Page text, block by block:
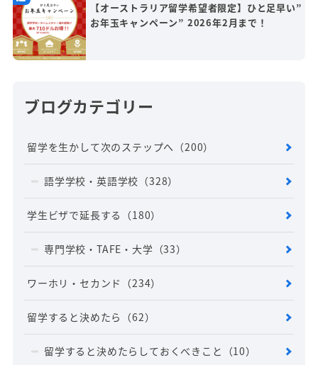
【オーストラリア留学希望者限定】ひと足早い”
お年玉キャンペーン” 2026年2月まで！
ブログカテゴリー
留学を生かして次のステップへ （200）
語学学校・英語学校 （328）
学生ビザで延長する （180）
専門学校・TAFE・大学 （33）
ワーホリ・セカンド （234）
留学すると決めたら （62）
留学すると決めたらしておくべきこと （10）